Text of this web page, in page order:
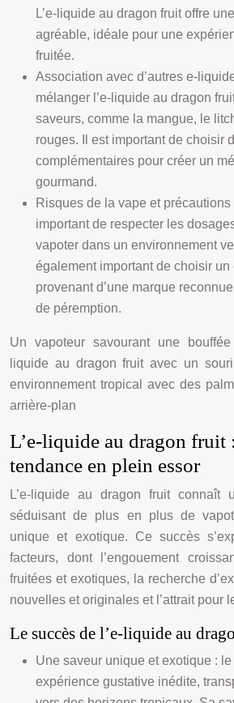
L’e-liquide au dragon fruit offre
agréable, idéale pour une
fruitée.
Association avec d’autres e-
mélanger l’e-liquide au dragon
saveurs, comme la mangue, le
rouges. Il est important de choisir
complémentaires pour créer un
gourmand.
Risques de la vape et
important de respecter les
vapoter dans un environnement
également important de choisir
provenant d’une marque
de péremption.
Un vapoteur savourant une
liquide au dragon fruit avec un
environnement tropical avec des
arrière-plan
L’e-liquide au dragon fruit
tendance en plein essor
L’e-liquide au dragon fruit connaît
séduisant de plus en plus de
unique et exotique. Ce succès
facteurs, dont l’engouement
fruitées et exotiques, la recherche
nouvelles et originales et l’attrait pour
Le succès de l’e-liquide au
Une saveur unique et exotique :
expérience gustative inédite,